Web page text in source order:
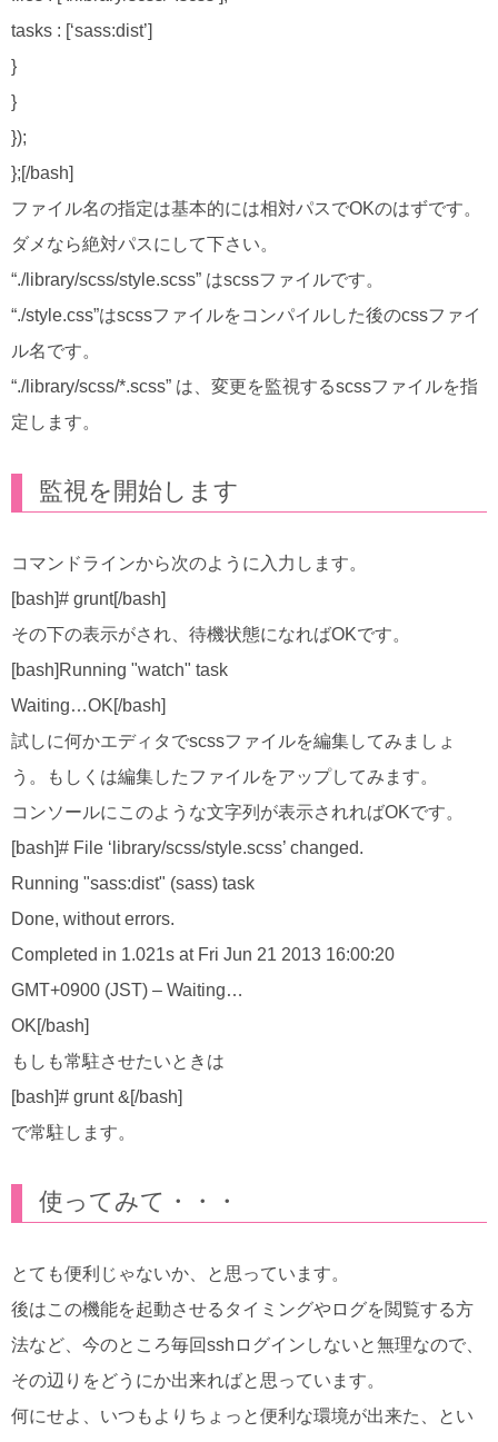
tasks : [‘sass:dist’]
}
}
});
};[/bash]
ファイル名の指定は基本的には相対パスでOKのはずです。
ダメなら絶対パスにして下さい。
“./library/scss/style.scss” はscssファイルです。
“./style.css”はscssファイルをコンパイルした後のcssファイ
ル名です。
“./library/scss/*.scss” は、変更を監視するscssファイルを指
定します。
監視を開始します
コマンドラインから次のように入力します。
[bash]# grunt[/bash]
その下の表示がされ、待機状態になればOKです。
[bash]Running "watch" task
Waiting…OK[/bash]
試しに何かエディタでscssファイルを編集してみましょ
う。もしくは編集したファイルをアップしてみます。
コンソールにこのような文字列が表示されればOKです。
[bash]# File ‘library/scss/style.scss’ changed.
Running "sass:dist" (sass) task
Done, without errors.
Completed in 1.021s at Fri Jun 21 2013 16:00:20
GMT+0900 (JST) – Waiting…
OK[/bash]
もしも常駐させたいときは
[bash]# grunt &[/bash]
で常駐します。
使ってみて・・・
とても便利じゃないか、と思っています。
後はこの機能を起動させるタイミングやログを閲覧する方
法など、今のところ毎回sshログインしないと無理なので、
その辺りをどうにか出来ればと思っています。
何にせよ、いつもよりちょっと便利な環境が出来た、とい